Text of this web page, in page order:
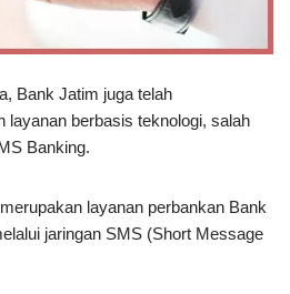
Bank Jatim juga telah
layanan berbasis teknologi, salah
Banking.
layanan perbankan Bank
jaringan SMS (Short Message